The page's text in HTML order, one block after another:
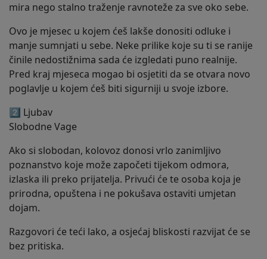
mira nego stalno traženje ravnoteže za sve oko sebe.
Ovo je mjesec u kojem ćeš lakše donositi odluke i
manje sumnjati u sebe. Neke prilike koje su ti se ranije
činile nedostižnima sada će izgledati puno realnije.
Pred kraj mjeseca mogao bi osjetiti da se otvara novo
poglavlje u kojem ćeš biti sigurniji u svoje izbore.
2️⃣ Ljubav
Slobodne Vage
Ako si slobodan, kolovoz donosi vrlo zanimljivo
poznanstvo koje može započeti tijekom odmora,
izlaska ili preko prijatelja. Privući će te osoba koja je
prirodna, opuštena i ne pokušava ostaviti umjetan
dojam.
Razgovori će teći lako, a osjećaj bliskosti razvijat će se
bez pritiska.